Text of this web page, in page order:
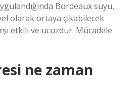
Bordeaux suyu,
olarak ortaya çıkabilecek
etkili ve ucuzdur. Mücadele
ne zaman